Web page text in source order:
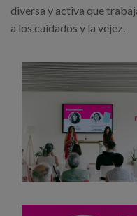
diversa y activa que
a los cuidados y la vejez.